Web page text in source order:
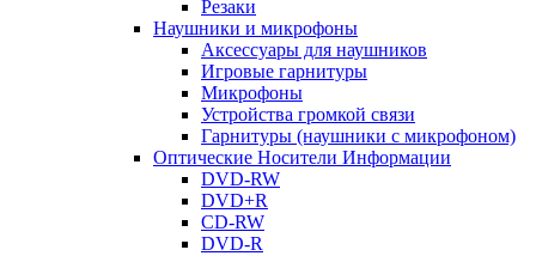
Резаки
Наушники и микрофоны
Аксессуары для наушников
Игровые гарнитуры
Микрофоны
Устройства громкой связи
Гарнитуры (наушники с микрофоном)
Оптические Носители Информации
DVD-RW
DVD+R
CD-RW
DVD-R